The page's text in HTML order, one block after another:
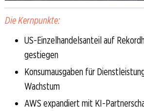
Die Kernpunkte:
US-Einzelhandelsanteil auf
gestiegen
Konsumausgaben für
Wachstum
AWS expandiert mit KI-